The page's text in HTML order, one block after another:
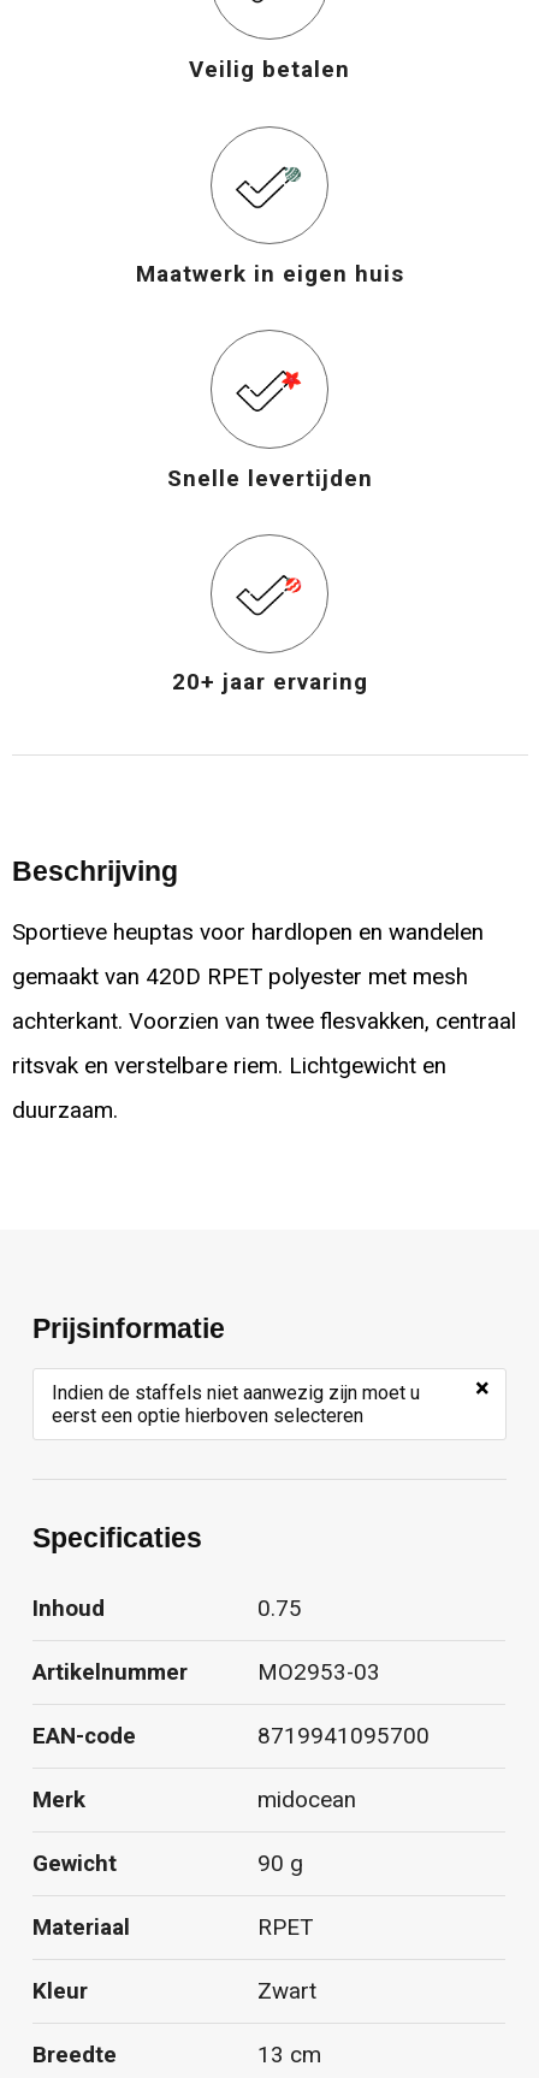
Veilig betalen
Maatwerk in eigen huis
Snelle levertijden
20+ jaar ervaring
Beschrijving
Sportieve heuptas voor hardlopen en wandelen
gemaakt van 420D RPET polyester met mesh
achterkant. Voorzien van twee flesvakken, centraal
ritsvak en verstelbare riem. Lichtgewicht en
duurzaam.
Prijsinformatie
Indien de staffels niet aanwezig zijn moet u
eerst een optie hierboven selecteren
×
Specificaties
Inhoud 0.75
Artikelnummer MO2953-03
EAN-code 8719941095700
Merk midocean
Gewicht 90 g
Materiaal RPET
Kleur Zwart
Breedte 13 cm